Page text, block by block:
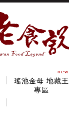
new
瑤池金母 地藏王
專區